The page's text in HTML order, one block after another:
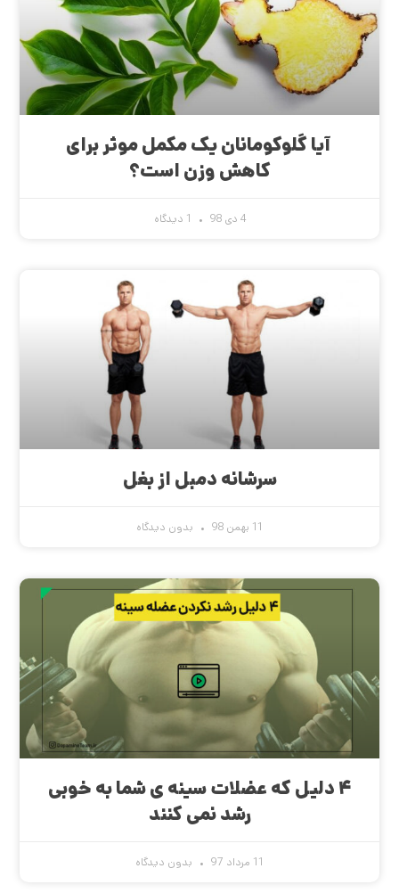
آیا گلوکومانان یک مکمل موثر برای
کاهش وزن است؟
4 دی 98
سرشانه دمبل از بغل
11 بهمن 98 بدون دیدگاه
۴ دلیل که عضلات سینه ی شما به خوبی
رشد نمی کنند
11 مرداد 97 بدون دیدگاه